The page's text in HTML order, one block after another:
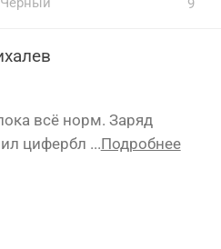
9
всё норм. Заряд
цифербл ...Подробнее